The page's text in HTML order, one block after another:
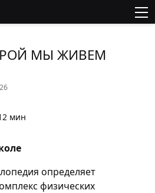
МЫ ЖИВЕМ
мин
определяет
физических